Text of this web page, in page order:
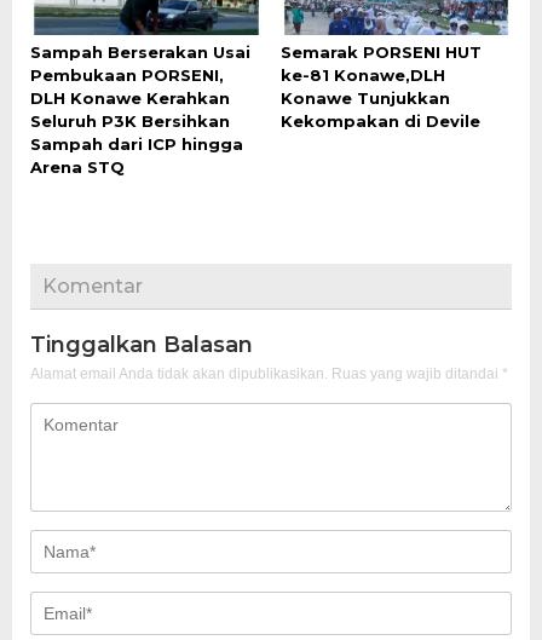
Sampah Berserakan Usai
Pembukaan PORSENI,
DLH Konawe Kerahkan
Seluruh P3K Bersihkan
Sampah dari ICP hingga
Arena STQ
Semarak PORSENI HUT
ke-81 Konawe,DLH
Konawe Tunjukkan
Kekompakan di Devile
Komentar
Tinggalkan Balasan
Alamat email Anda tidak akan dipublikasikan. Ruas yang wajib ditandai *